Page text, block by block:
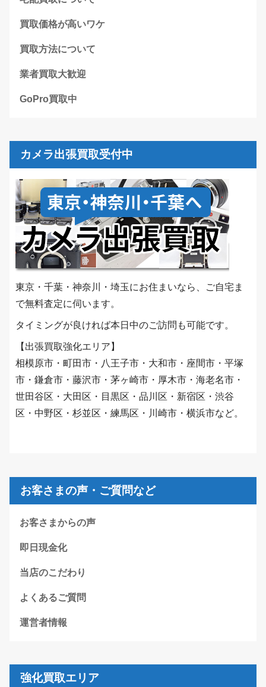
買取価格が高いワケ
買取方法について
業者買取大歓迎
GoPro買取中
カメラ出張買取受付中
東京・千葉・神奈川・埼玉にお住まいなら、ご自宅ま
で無料査定に伺います。
タイミングが良ければ本日中のご訪問も可能です。
【出張買取強化エリア】
相模原市・町田市・八王子市・大和市・座間市・平塚
市・鎌倉市・藤沢市・茅ヶ崎市・厚木市・海老名市・
世田谷区・大田区・目黒区・品川区・新宿区・渋谷
区・中野区・杉並区・練馬区・川崎市・横浜市など。
お客さまの声・ご質問など
お客さまからの声
即日現金化
当店のこだわり
よくあるご質問
運営者情報
強化買取エリア